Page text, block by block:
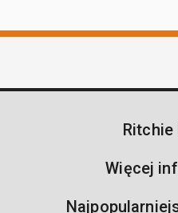
Ritchie
Więcej